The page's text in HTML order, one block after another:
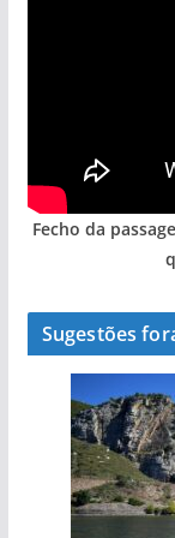
Fecho da
Sugestões